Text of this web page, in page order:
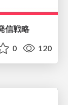
信戦略
0 120